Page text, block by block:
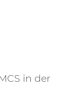
in der